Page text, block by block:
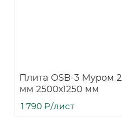
Плита OSB-3 Муром
мм 2500х1250 мм
1 790 ₽/лист